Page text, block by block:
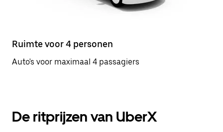
Ruimte voor 4 personen
Auto's voor maximaal 4 passagiers
De ritprijzen van UberX